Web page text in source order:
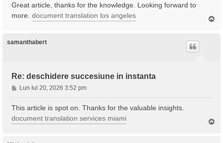
j
Great article, thanks for the knowledge. Looking forward to
more. document translation los angeles
samanthabert
Re: deschidere succesiune in instanta
M
e
s
j
Lun Iul 20, 2026 3:52 pm
This article is spot on. Thanks for the valuable insights.
document translation services miami